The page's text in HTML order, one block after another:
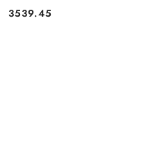
Cena:
3539.45